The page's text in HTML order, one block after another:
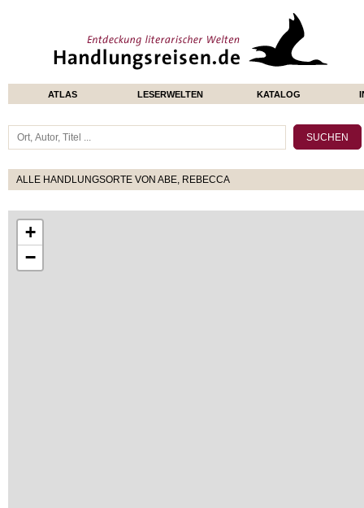
ATLAS LESERWELTEN KATALOG
ALLE HANDLUNGSORTE VON ABE, REBECCA
+
−